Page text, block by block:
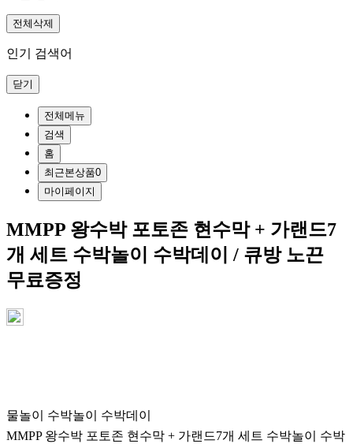
전체삭제
인기 검색어
닫기
전체메뉴
검색
홈
최근본상품0
마이페이지
MMPP 왕수박 포토존 현수막 + 가랜드7
개 세트 수박놀이 수박데이 / 큐방 노끈
무료증정
물놀이 수박놀이 수박데이
MMPP 왕수박 포토존 현수막 + 가랜드7개 세트 수박놀이 수박